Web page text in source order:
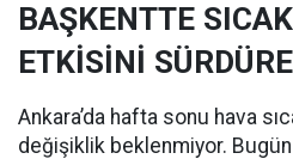
BAŞKENTTE
ETKİSİNİ
Ankara’da hafta sonu hava
değişiklik beklenmiyor.